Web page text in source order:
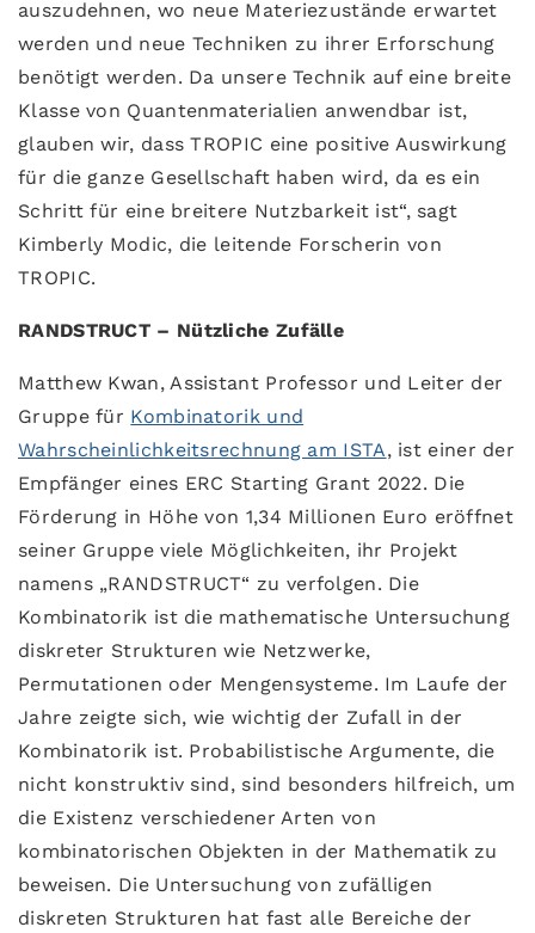
auszudehnen, wo neue Materiezustände erwartet
werden und neue Techniken zu ihrer Erforschung
benötigt werden. Da unsere Technik auf eine breite
Klasse von Quantenmaterialien anwendbar ist,
glauben wir, dass TROPIC eine positive Auswirkung
für die ganze Gesellschaft haben wird, da es ein
Schritt für eine breitere Nutzbarkeit ist“, sagt
Kimberly Modic, die leitende Forscherin von
TROPIC.
RANDSTRUCT – Nützliche Zufälle
Matthew Kwan, Assistant Professor und Leiter der
Gruppe für Kombinatorik und
Wahrscheinlichkeitsrechnung am ISTA, ist einer der
Empfänger eines ERC Starting Grant 2022. Die
Förderung in Höhe von 1,34 Millionen Euro eröffnet
seiner Gruppe viele Möglichkeiten, ihr Projekt
namens „RANDSTRUCT“ zu verfolgen. Die
Kombinatorik ist die mathematische Untersuchung
diskreter Strukturen wie Netzwerke,
Permutationen oder Mengensysteme. Im Laufe der
Jahre zeigte sich, wie wichtig der Zufall in der
Kombinatorik ist. Probabilistische Argumente, die
nicht konstruktiv sind, sind besonders hilfreich, um
die Existenz verschiedener Arten von
kombinatorischen Objekten in der Mathematik zu
beweisen. Die Untersuchung von zufälligen
diskreten Strukturen hat fast alle Bereiche der